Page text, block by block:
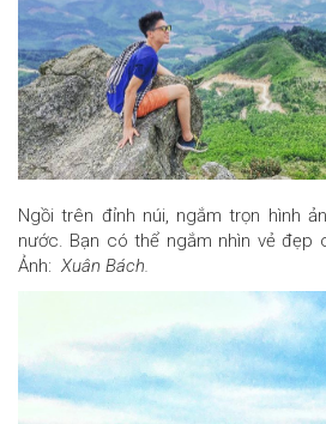
Ngồi trên đỉnh núi, ngắm trọn hình
nước. Bạn có thể ngắm nhìn vẻ đẹp
Ảnh: Xuân Bách.